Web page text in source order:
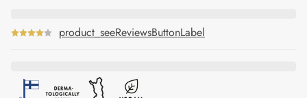
product_seeReviewsButtonLabel